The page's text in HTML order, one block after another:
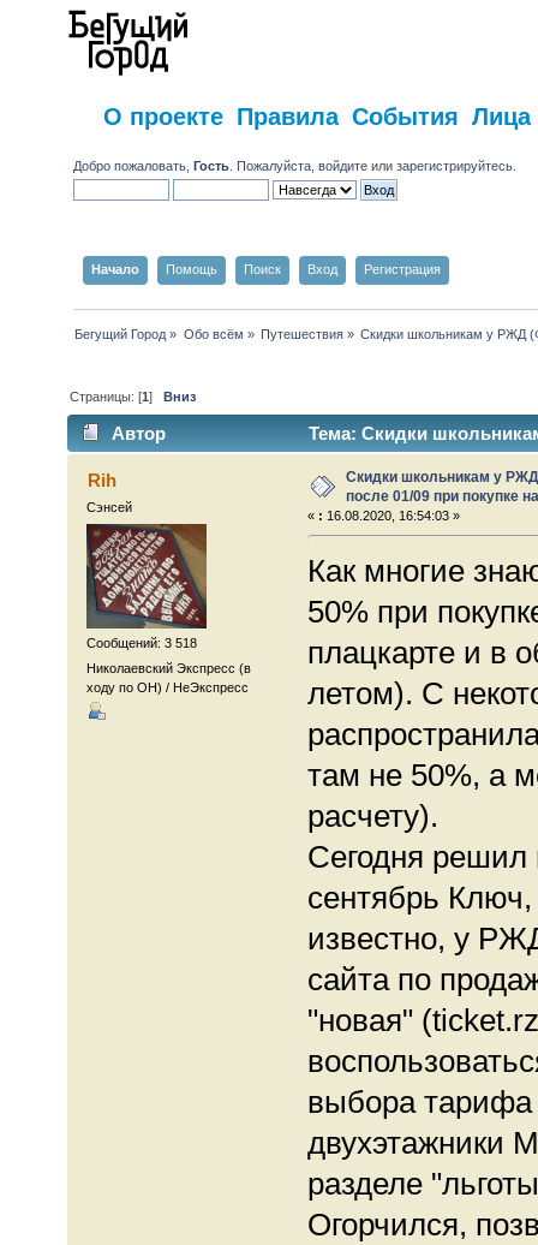
О проекте Правила События Лица
Добро пожаловать,Гость . Пожалуйста,войдите илизарегистрируйтесь
Начало Помощь Поиск Вход Регистрация
Бегущий Город » Обо всём » Путешествия » Скидки школьникам у РЖД
Страницы: [1]Вниз
Автор
Тема: Скидки
(Прочитано 16677 раз)
Rih
Сэнсей
Сообщений: 3 518
Николаевский Экспресс (в
ходу по ОН) / НеЭкспресс
Скидки школьникам у
после 01/09 при покупке
« : 16.08.2020, 16:54:03 »
Как многие
50% при
плацкарте и в
летом). С
там не 50%, а
расчету).
Сегодня решил
сентябрь Ключ,
известно, у
сайта по
"новая"
выбора
двухэтажники
разделе
Огорчился,